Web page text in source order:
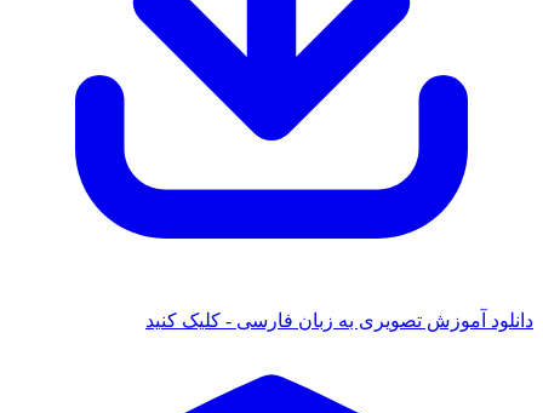
آموزش تصویری به زبان فارسی - کلیک کنید